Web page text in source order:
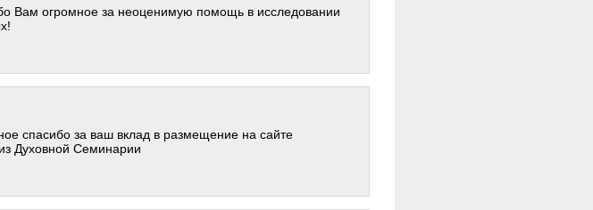
Вам огромное за неоценимую помощь в исследовании
спасибо за ваш вклад в размещение на сайте
Духовной Семинарии